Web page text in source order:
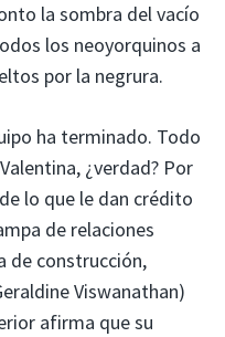
la sombra del vacío
los neoyorquinos a
por la negrura.
ha terminado. Todo
¿verdad? Por
lo que le dan crédito
de relaciones
de construcción,
Viswanathan)
afirma que su